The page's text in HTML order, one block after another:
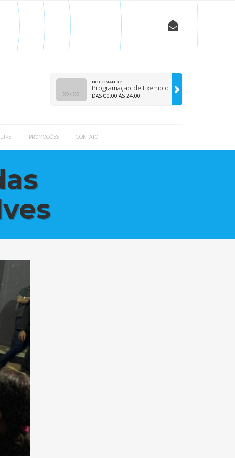
NO COMANDO:
Programação de Exemplo
DAS 00:00 ÀS 24:00
PROMOÇÕES CONTATO